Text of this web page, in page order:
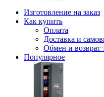
Изготовление на заказ
Как купить
Оплата
Доставка и
Обмен и возврат
Популярное